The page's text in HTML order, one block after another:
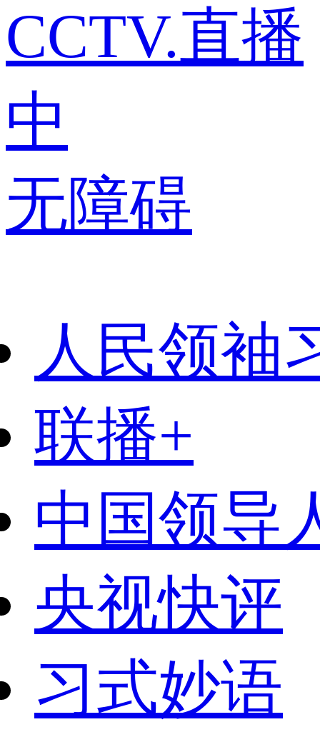
CCTV.直播
中
无障碍
人民领袖
联播+
中国领导
央视快评
习式妙语